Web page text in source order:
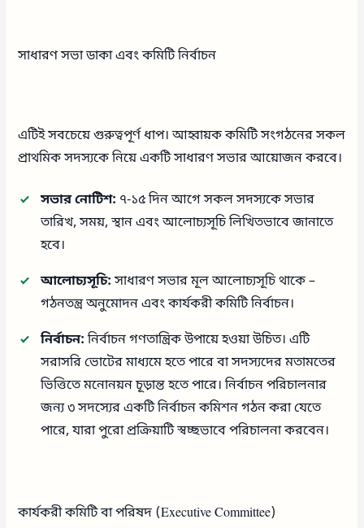
সাধারণ সভা ডাকা এবং কমিটি নির্বাচন
এটিই সবচেয়ে গুরুত্বপূর্ণ ধাপ। আহ্বায়ক কমিটি সংগঠনের সকল
প্রাথমিক সদস্যকে নিয়ে একটি সাধারণ সভার আয়োজন করবে।
সভার নোটিশ: ৭-১৫ দিন আগে সকল সদস্যকে সভার
তারিখ, সময়, স্থান এবং আলোচ্যসূচি লিখিতভাবে জানাতে
হবে।
আলোচ্যসূচি:সাধারণ সভার মূল আলোচ্যসূচি থাকে –
গঠনতন্ত্র অনুমোদন এবং কার্যকরী কমিটি নির্বাচন।
নির্বাচন:নির্বাচন গণতান্ত্রিক উপায়ে হওয়া উচিত। এটি
সরাসরি ভোটের মাধ্যমে হতে পারে বা সদস্যদের মতামতের
ভিত্তিতে মনোনয়ন চূড়ান্ত হতে পারে। নির্বাচন পরিচালনার
জন্য ৩ সদস্যের একটি নির্বাচন কমিশন গঠন করা যেতে
পারে, যারা পুরো প্রক্রিয়াটি স্বচ্ছভাবে পরিচালনা করবেন।
কার্যকরী কমিটি বা পরিষদ (Executive Committee)